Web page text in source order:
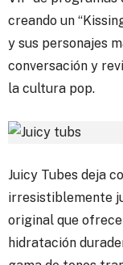
creando un
y sus personajes
conversación y
la cultura pop.
Juicy Tubes deja
irresistiblemente
original que
hidratación